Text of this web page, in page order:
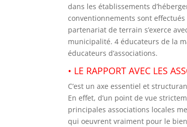
dans les établissements
conventionnements sont
partenariat de terrain s’exerce
municipalité. 4 éducateurs de la
éducateurs d’associations.
• LE RAPPORT AVEC LES
C’est un axe essentiel et
En effet, d’un point de vue
principales associations locales
qui oeuvrent vraiment pour le